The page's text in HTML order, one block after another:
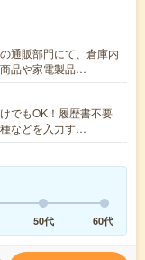
通販部門にて、倉庫内
品や家電製品…
でもOK！履歴書不要
などを入力す…
50代 60代